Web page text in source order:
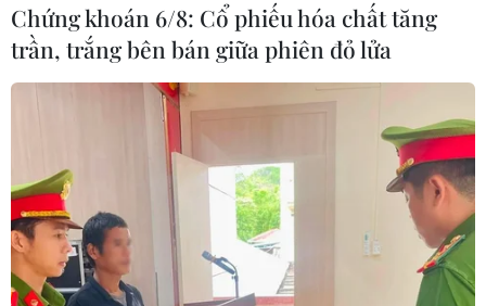
tượng blackout) và 12 khung hình/giây bằng
màn trập cơ học, ISO native tối đa đạt 102.400
Chứng khoán 6/8: Cổ phiếu hóa chất tăng
trần, trắng bên bán giữa phiên đỏ lửa